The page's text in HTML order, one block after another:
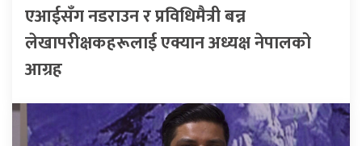
एआईसँग नडराउन र प्रविधिमैत्री बन्न
लेखापरीक्षकहरूलाई एक्यान अध्यक्ष नेपालको
आग्रह